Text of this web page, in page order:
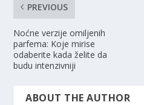
PREVIOUS
Noćne verzije omiljenih
parfema: Koje mirise
odaberite kada želite da
budu intenzivniji
ABOUT THE AUTHOR